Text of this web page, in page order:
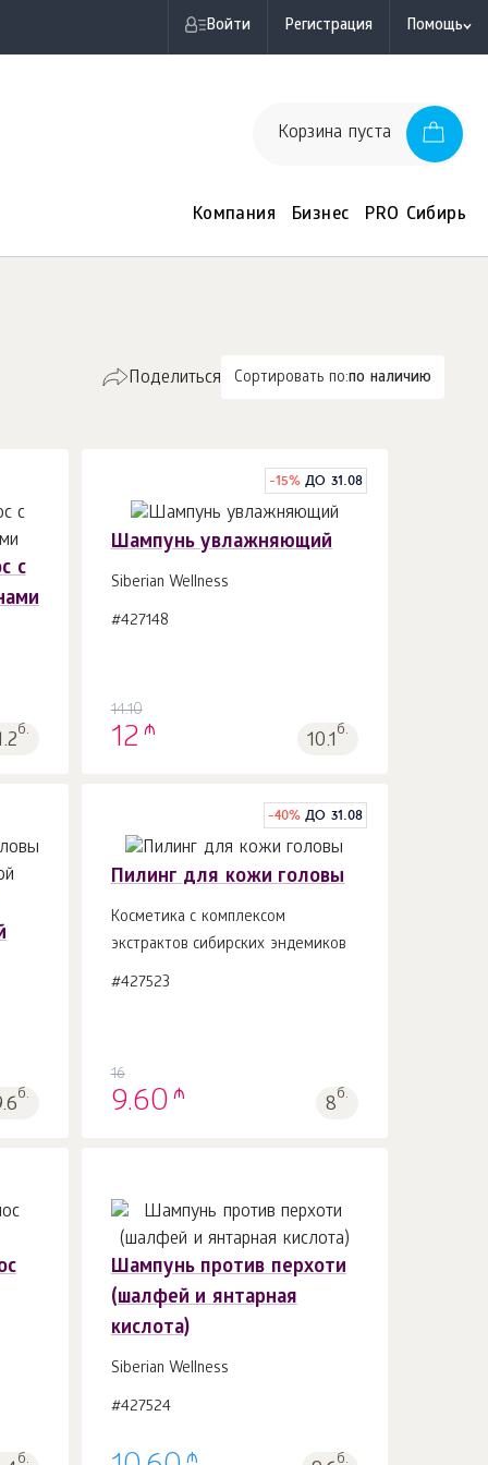
Войти Регистрация Помощь
Корзина пуста
Компания Бизнес PRO Сибирь
Сортировать по:по наличию
Поделиться
с
б.
-15% ДО 31.08
Шампунь увлажняющий
Siberian Wellness
#427148
14.10
12 ₼ 10.1б.
б.
-40% ДО 31.08
Пилинг для кожи головы
Косметика с комплексом
экстрактов сибирских эндемиков
#427523
16
9.60 ₼ 8б.
В корзину 1
б.
Шампунь против перхоти
(шалфей и янтарная
кислота)
Siberian Wellness
#427524
₼ б.
В корзину 1